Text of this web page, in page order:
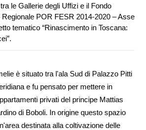
le Gallerie degli Uffizi e il Fondo
POR FESR 2014-2020 – Asse
tematico “Rinascimento in Toscana:
è situato tra l'ala Sud di Palazzo Pitti
e fu pensato per mettere in
privati del principe Mattias
di Boboli. In origine questo spazio
destinata alla coltivazione delle